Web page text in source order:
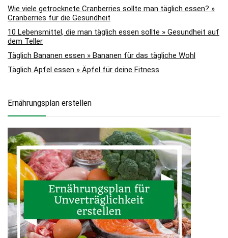
Wie viele getrocknete Cranberries sollte man täglich essen? »
Cranberries für die Gesundheit
10 Lebensmittel, die man täglich essen sollte » Gesundheit auf
dem Teller
Täglich Bananen essen » Bananen für das tägliche Wohl
Täglich Apfel essen » Äpfel für deine Fitness
Ernährungsplan erstellen